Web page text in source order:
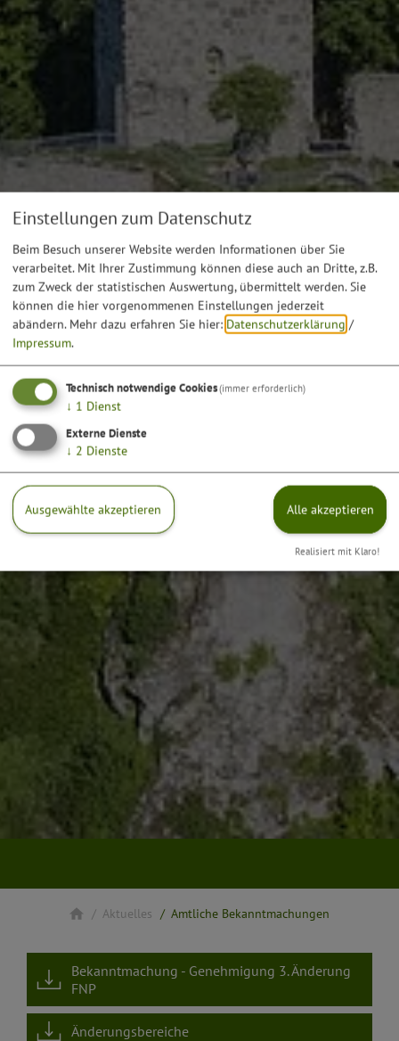
Amtliche Bekanntmachungen
Aktuelles
Bekanntmachung - Genehmigung 3. Änderung
FNP
Änderungsbereiche
Einstellungen zum Datenschutz
Beim Besuch unserer Website werden Informationen über Sie
verarbeitet. Mit Ihrer Zustimmung können diese auch an Dritte, z.B.
zum Zweck der statistischen Auswertung, übermittelt werden. Sie
können die hier vorgenommenen Einstellungen jederzeit
abändern. Mehr dazu erfahren Sie hier: Datenschutzerklärung /
Impressum.
Technisch notwendige Cookies(immer erforderlich)
↓ 1 Dienst
Externe Dienste
↓ 2 Dienste
Ausgewählte akzeptieren Alle akzeptieren
Realisiert mit Klaro!